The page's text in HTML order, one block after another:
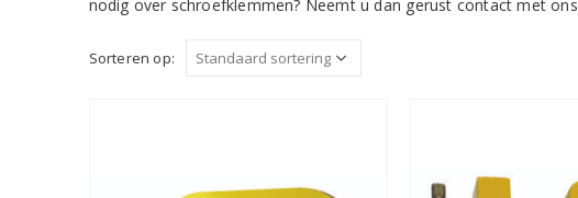
nodig over schroefklemmen? Neemt u dan gerust contact met
Sorteren op: